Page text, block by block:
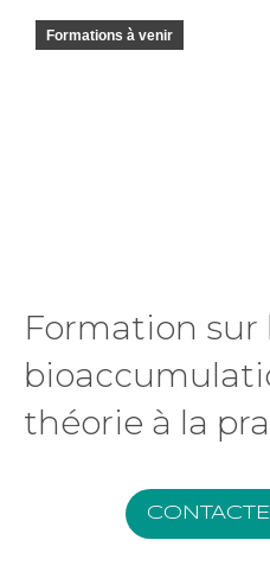
Formations à venir
Formation sur
théorie à la